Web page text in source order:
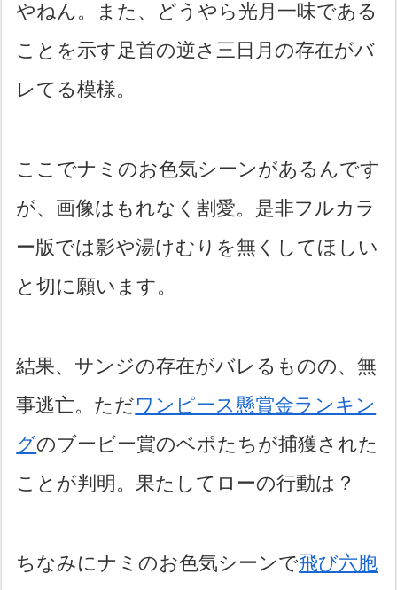
やねん。また、どうやら光月一味である
ことを示す足首の逆さ三日月の存在がバ
レてる模様。
ここでナミのお色気シーンがあるんです
が、画像はもれなく割愛。是非フルカラ
ー版では影や湯けむりを無くしてほしい
と切に願います。
結果、サンジの存在がバレるものの、無
事逃亡。ただワンピース懸賞金ランキン
グのブービー賞のベポたちが捕獲された
ことが判明。果たしてローの行動は？
ちなみにナミのお色気シーンで飛び六胞